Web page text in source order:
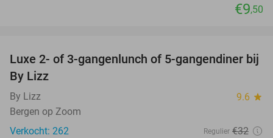
€9,50
39%
Luxe 2- of 3-gangenlunch of 5-gangendiner bij
By Lizz
By Lizz 9.6 star
Bergen op Zoom
Verkocht: 262
Regulier €32